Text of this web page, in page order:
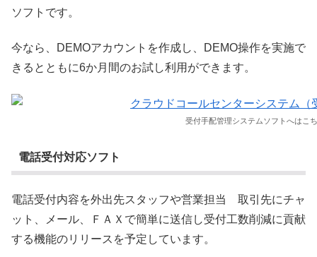
ソフトです。
今なら、DEMOアカウントを作成し、DEMO操作を実施で
きるとともに6か月間のお試し利用ができます。
受付手配管理システムソフトへはこ
電話受付対応ソフト
電話受付内容を外出先スタッフや営業担当 取引先にチャ
ット、メール、ＦＡＸで簡単に送信し受付工数削減に貢献
する機能のリリースを予定しています。